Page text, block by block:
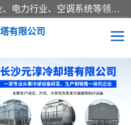
冷却塔广泛应用于工业、电力行业、空调系统等领域。在电力行业中，用于冷却发电机组的循环水；在工业生产中，如化工、冶金等行业，可降低生产过程中产生的热量；在空调系统中，为空调设备提供冷却水源
有限公司
圆形冷却塔
水箱